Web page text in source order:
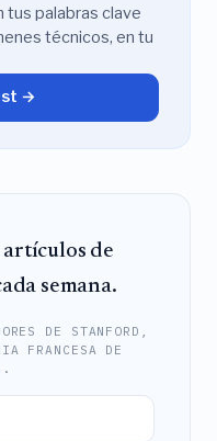
tus palabras clave
técnicos, en tu
→
artículos de
semana.
DE STANFORD,
FRANCESA DE